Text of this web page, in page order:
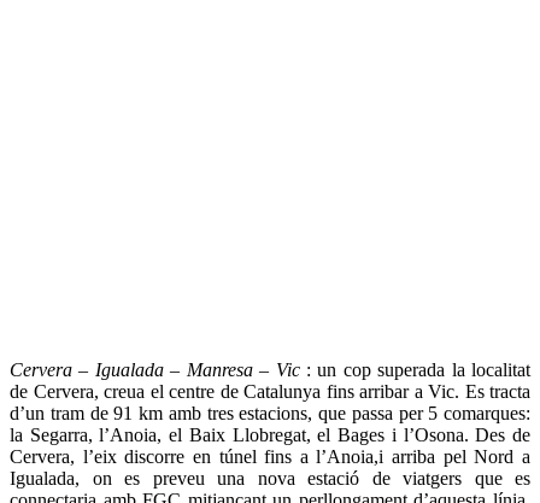
Cervera – Igualada – Manresa – Vic : un cop superada la localitat
de Cervera, creua el centre de Catalunya fins arribar a Vic. Es tracta
d’un tram de 91 km amb tres estacions, que passa per 5 comarques:
la Segarra, l’Anoia, el Baix Llobregat, el Bages i l’Osona. Des de
Cervera, l’eix discorre en túnel fins a l’Anoia,i arriba pel Nord a
Igualada, on es preveu una nova estació de viatgers que es